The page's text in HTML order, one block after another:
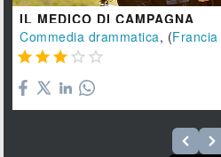
IL MEDICO DI CAMPAGNA
Commedia drammatica, (Francia
    